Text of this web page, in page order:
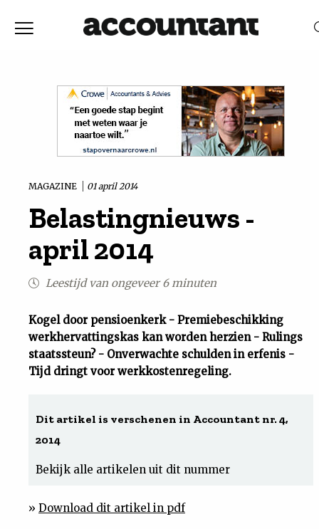
Vaktechniek
Achtergrond
Uit
Feiten
Cijfers
Tuchtrecht
MAGAZINE 01 april 2014
Belastingnieuws -
april 2014
Leestijd van ongeveer 6 minuten
Kogel door pensioenkerk - Premiebeschikking
werkhervattingskas kan worden herzien - Rulings
staatssteun? - Onverwachte schulden in erfenis -
Tijd dringt voor werkkostenregeling.
Dit artikel is verschenen in Accountant nr. 4,
2014
Bekijk alle artikelen uit dit nummer
» Download dit artikel in pdf
RELEVANTIEDATUM